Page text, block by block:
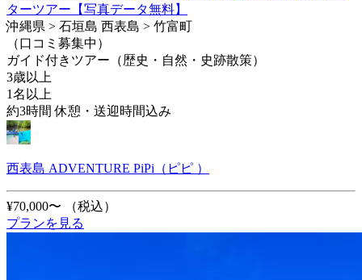
ターツアー【写真データ無料】
沖縄県 > 石垣島 西表島 > 竹富町
（口コミ募集中）
ガイド付きツアー（歴史・自然・史跡散策）
3歳以上
1名以上
約3時間 休憩・送迎時間込み
西表島 ADVENTURE PiPi（ピピ ）
¥70,000〜
（税込）
プランを見る